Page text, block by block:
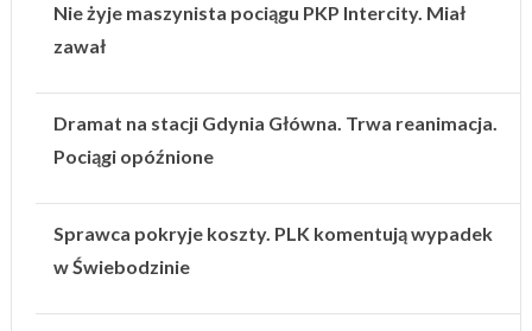
Nie żyje maszynista pociągu PKP Intercity. Miał
zawał
Dramat na stacji Gdynia Główna. Trwa reanimacja.
Pociągi opóźnione
Sprawca pokryje koszty. PLK komentują wypadek
w Świebodzinie